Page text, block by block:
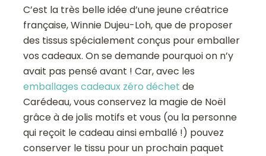
C’est la très belle idée d’une jeune créatrice
française, Winnie Dujeu-Loh, que de proposer
des tissus spécialement conçus pour emballer
vos cadeaux. On se demande pourquoi on n’y
avait pas pensé avant ! Car, avec les
emballages cadeaux zéro déchet de
Carédeau, vous conservez la magie de Noël
grâce à de jolis motifs et vous (ou la personne
qui reçoit le cadeau ainsi emballé !) pouvez
conserver le tissu pour un prochain paquet